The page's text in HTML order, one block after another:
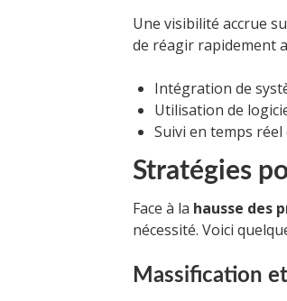
Une visibilité accrue
de réagir rapidement
Intégration de
Utilisation de
Suivi en temps
Stratégies
Face à la hausse des
nécessité. Voici
Massification